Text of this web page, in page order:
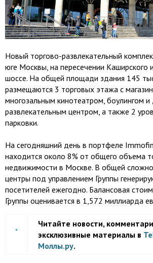
Новый торгово-развлекательный
юге Москвы, на пересечении Каширского
шоссе. На общей площади здания 145
размещаются 3 торговых этажа с
многозальным кинотеатром, боулингом и
развлекательным центром, а также 2
парковки.
На сегодняшний день в портфеле
находится около 8% от общего объема
недвижимости в Москве. В общей
центры под управлением Группы
посетителей ежегодно. Балансовая
Группы оценивается в 1,572 миллиарда
Читайте новости,
эксклюзивные материалы в
Моллы.ру.